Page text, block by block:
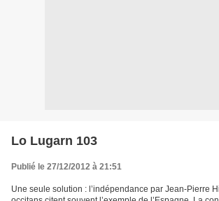
Lo Lugarn 103
Publié le 27/12/2012 à 21:51
Une seule solution : l’indépendance par Jean-Pierre